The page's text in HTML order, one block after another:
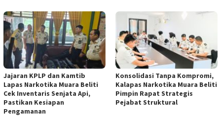
Jajaran KPLP dan Kamtib
Lapas Narkotika Muara Beliti
Cek Inventaris Senjata Api,
Pastikan Kesiapan
Pengamanan
Konsolidasi Tanpa Kompromi,
Kalapas Narkotika Muara Beliti
Pimpin Rapat Strategis
Pejabat Struktural